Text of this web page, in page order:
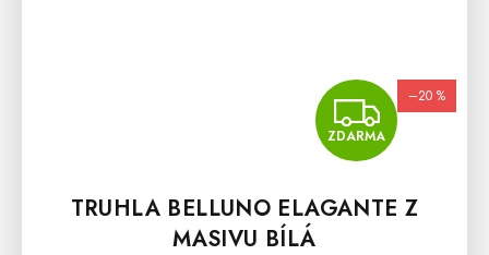
ZDARMA
–20 %
TRUHLA BELLUNO ELAGANTE Z
MASIVU BÍLÁ